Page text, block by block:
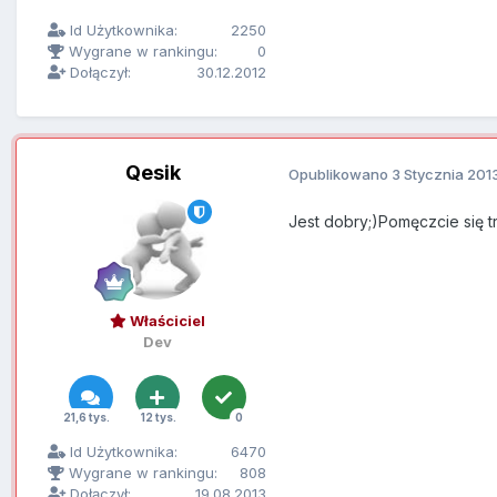
Id Użytkownika:
2250
Wygrane w rankingu:
0
Dołączył:
30.12.2012
Qesik
Właściciel
Dev
21,6 tys. 12 tys. 0
Id Użytkownika:
6470
Wygrane w rankingu:
808
Opublikowano 3 Stycznia
Jest dobry;)Pomęczcie się